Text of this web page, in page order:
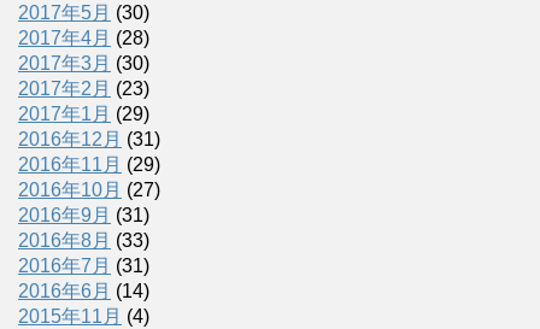
2017年5月 (30)
2017年4月 (28)
2017年3月 (30)
2017年2月 (23)
2017年1月 (29)
2016年12月 (31)
2016年11月 (29)
2016年10月 (27)
2016年9月 (31)
2016年8月 (33)
2016年7月 (31)
2016年6月 (14)
2015年11月 (4)